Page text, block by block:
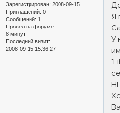
Зарегистрирован: 2008-09-15
Приглашений: 0
Сообщений: 1
Провел на форуме:
8 минут
Последний визит:
2008-09-15 15:36:27
Я
У